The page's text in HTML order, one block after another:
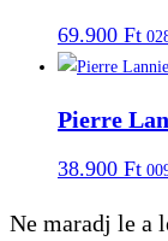
69.900 Ft
Pierre
38.900 Ft
Ne maradj le a